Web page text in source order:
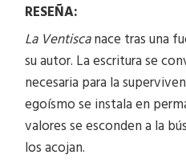
RESEÑA:
La Ventiscanace tras una
su autor. La escritura se
necesaria para la
egoísmo se instala en
valores se esconden a la
los acojan.